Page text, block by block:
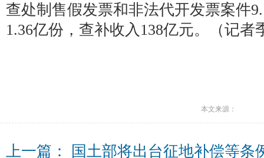
查处制售假发票和非法代开发票案件
1.36亿份，查补收入138亿元。（记者
本文来源：
上一篇：
国土部将出台征地补偿等条